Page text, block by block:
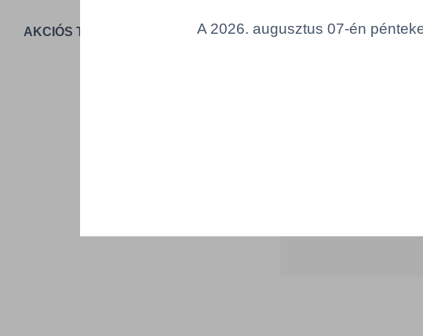
AKCIÓS TERMÉKEK A 2026. augusztus 07-én